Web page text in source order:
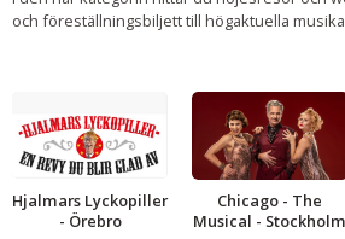
och föreställningsbiljett till högaktuella
Hjalmars Lyckopiller
- Örebro
Chicago - The
Musical - Stockholm